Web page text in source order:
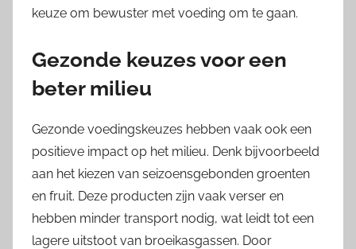
keuze om bewuster met voeding om te gaan.
Gezonde keuzes voor een
beter milieu
Gezonde voedingskeuzes hebben vaak ook een
positieve impact op het milieu. Denk bijvoorbeeld
aan het kiezen van seizoensgebonden groenten
en fruit. Deze producten zijn vaak verser en
hebben minder transport nodig, wat leidt tot een
lagere uitstoot van broeikasgassen. Door